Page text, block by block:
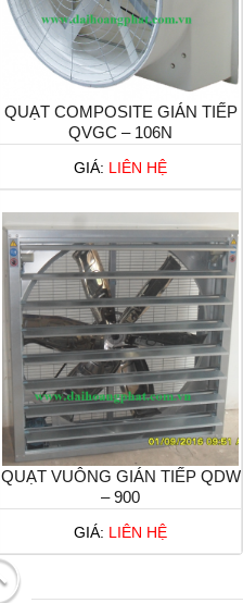
QUẠT COMPOSITE GIÁN TIẾP
QVGC – 106N
GIÁ: LIÊN HỆ
QUẠT VUÔNG GIÁN TIẾP QDW
– 900
GIÁ: LIÊN HỆ